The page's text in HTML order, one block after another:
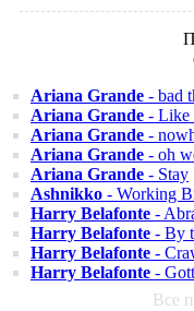
Ariana Grande - bad
Ariana Grande - Like
Ariana Grande -
Ariana Grande - oh
Ariana Grande - Stay
Ashnikko - Working
Harry Belafonte -
Harry Belafonte - By
Harry Belafonte -
Harry Belafonte -
Все